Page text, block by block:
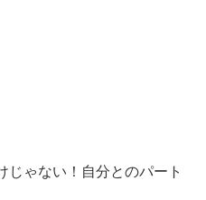
じゃない！自分とのパート